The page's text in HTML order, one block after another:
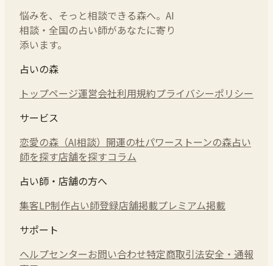
悩みを、そっと相談できる森へ。AI
相談・全国の占い師があなたに寄り
添います。
占いの森
トップページ運営会社利用規約プライバシーポリシー
サービス
恋愛の森（AI相談） 開運の杜パワーストーンの森占い
師を探す店舗を探すコラム
占い師・店舗の方へ
集客LP制作占い師登録店舗掲載プレミアム掲載
サポート
ヘルプセンターお問い合わせ特定商取引法安全・通報